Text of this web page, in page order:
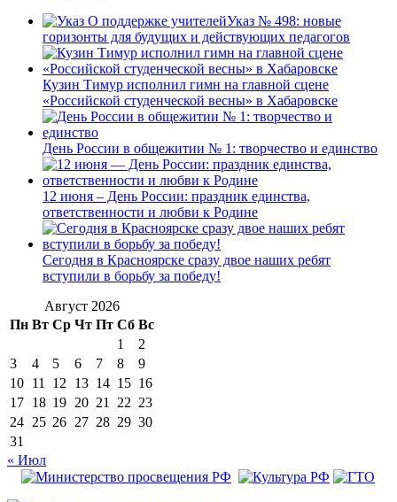
Указ № 498: новые
горизонты для будущих и действующих педагогов
Кузин Тимур исполнил гимн на главной сцене
«Российской студенческой весны» в Хабаровске
День России в общежитии № 1: творчество и единство
12 июня – День России: праздник единства,
ответственности и любви к Родине
Сегодня в Красноярске сразу двое наших ребят
вступили в борьбу за победу!
Август 2026
Пн Вт Ср Чт Пт Сб Вс
1
2
3
4 5 6 7 8
9
10 11 12 13 14 15 16
17 18 19 20 21 22 23
24 25 26 27 28 29 30
31
« Июл